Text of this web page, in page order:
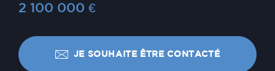
2 100 000 €
JE SOUHAITE ÊTRE CONTACTÉ